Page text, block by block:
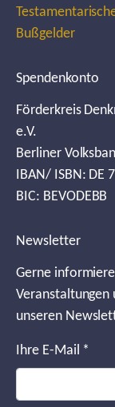
Bußgelder
Spendenkonto
Förderkreis
e.V.
Berliner
IBAN/ ISBN: DE
BIC: BEVODEBB
Newsletter
Gerne
Veranstaltungen
unseren
Ihre E-Mail *